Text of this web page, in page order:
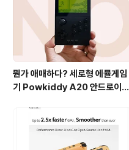
뭔가 애매하다? 세로형 에뮬게임
기 Powkiddy A20 안드로이드